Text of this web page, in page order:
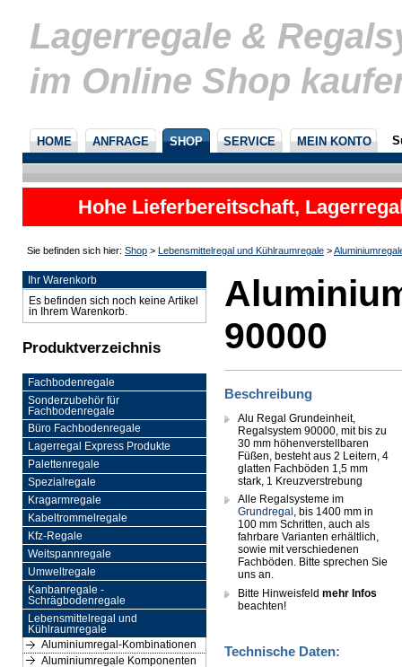
Lagerregale &
im Online Shop
HOME ANFRAGE SHOP SERVICE MEIN KONTO
Hohe Lieferbereitschaft,
nicht
Sie befinden sich hier: Shop > Lebensmittelregal und Kühlraumregale >
Ihr Warenkorb
Es befinden sich noch keine Artikel
in Ihrem Warenkorb.
Produktverzeichnis
Fachbodenregale
Sonderzubehör für
Fachbodenregale
Büro Fachbodenregale
Lagerregal Express Produkte
Palettenregale
Spezialregale
Kragarmregale
Kabeltrommelregale
Kfz-Regale
Weitspannregale
Umweltregale
Kanbanregale -
Schrägbodenregale
Lebensmittelregal und
Kühlraumregale
Aluminiumregal-Kombinationen
Aluminiumregale Komponenten
90000
Beschreibung
Alu Regal Grundeinheit,
Regalsystem 90000, mit bis zu
30 mm höhenverstellbaren
Füßen, besteht aus 2 Leitern, 4
glatten Fachböden 1,5 mm
stark, 1 Kreuzverstrebung
Alle Regalsysteme im
Grundregal , bis 1400 mm in
100 mm Schritten, auch als
fahrbare Varianten erhältlich,
sowie mit verschiedenen
Fachböden. Bitte sprechen Sie
uns an.
Bitte Hinweisfeld mehr Infos
beachten!
Technische Daten: